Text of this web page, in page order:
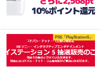
PS5「PlayStation5」